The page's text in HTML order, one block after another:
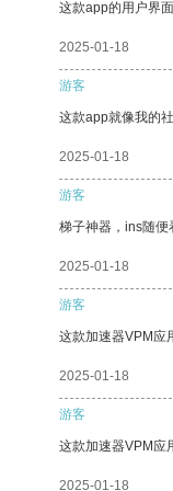
这款app的用户界
2025-01-18
游客
这款app就像我的
2025-01-18
游客
梯子神器，ins随便
2025-01-18
游客
这款加速器VPM应
2025-01-18
游客
这款加速器VPM应
2025-01-18